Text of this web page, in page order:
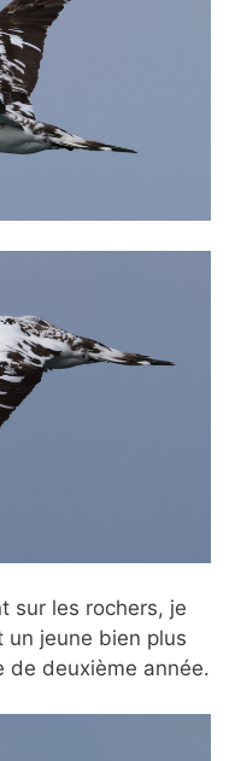
sur les rochers, je
un jeune bien plus
de deuxième année.